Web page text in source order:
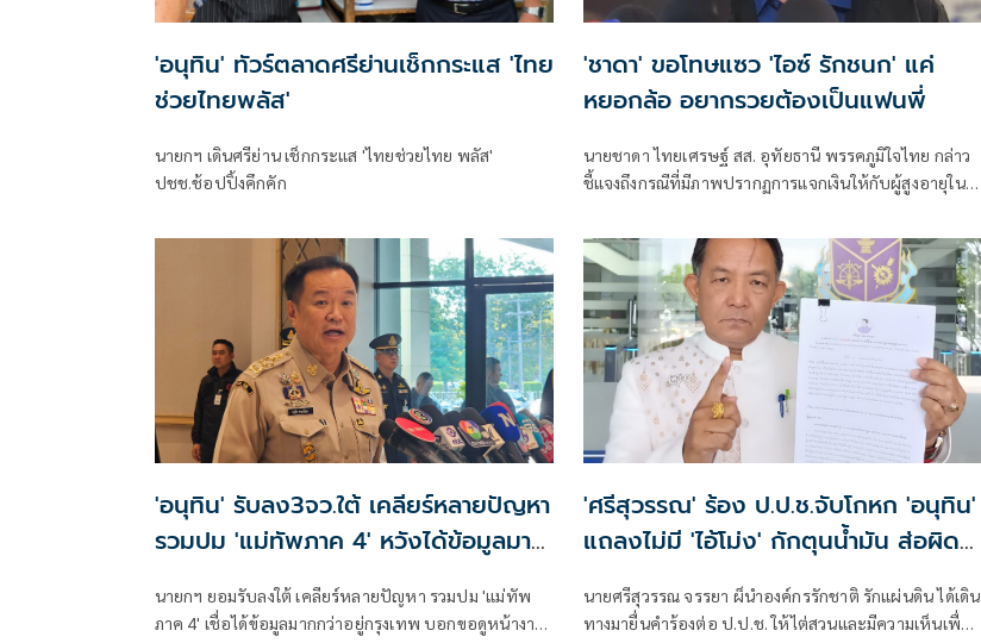
'อนุทิน' ทัวร์ตลาดศรีย่านเช็กกระแส 'ไทย
ช่วยไทยพลัส'
นายกฯ เดินศรีย่าน เช็กกระแส 'ไทยช่วยไทย พลัส'
ปชช.ช้อปปิ้งคึกคัก
'ชาดา' ขอโทษแซว 'ไอซ์ รักชนก' แค่
หยอกล้อ อยากรวยต้องเป็นแฟนพี่
นายชาดา ไทยเศรษฐ์ สส. อุทัยธานี พรรคภูมิใจไทย กล่าว
ชี้แจงถึงกรณีที่มีภาพปรากฏการแจกเงินให้กับผู้สูงอายุใน
ตาม อบต. ก็ถือว่าเป็นธรรมเนียมของไทย ในช่วงที่
เศรษฐกิจไม่ดี แล้วตนก็แจกแบบนี้มาตั้งแต่นานแล้วแต่ช่วง
ที่การเลือกตั้ง ไม่เคยมีการแจก และการมาแจกช่วงนี้ก็ไม่ได้
มีผลต่อการเลือกตั้งแล้ว
'อนุทิน' รับลง3จว.ใต้ เคลียร์​หลายปัญหา
รวมปม 'แม่ทัพภาค 4' หวังได้ข้อมูลมาก
นายกฯ ยอมรับลงใต้ เคลียร์​หลายปัญหา รวมปม 'แม่ทัพ
ภาค 4' เชื่อได้ข้อมูลมากกว่าอยู่กรุงเทพ​​ บอกขอดูหน้างาน
'ศรีสุวรรณ' ร้อง ป.ป.ช.จับโกหก 'อนุทิน'
แถลงไม่มี 'ไอ้โม่ง' กักตุนน้ำมัน ส่อผิด
นายศรีสุวรรณ จรรยา ผ็นำองค์กรรักชาติ รักแผ่นดิน ได้เดิน
ทางมายื่นคำร้องต่อ ป.ป.ช. ให้ไต่สวนและมีความเห็นเพื่อ